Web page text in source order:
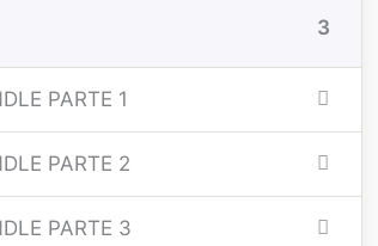
3
PARTE 1
PARTE 2
PARTE 3